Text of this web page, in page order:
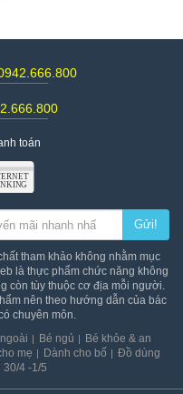
toán
Gửi!
tham khảo không nhằm mục
là thực phẩm chức năng không
còn tùy thuộc cơ địa mỗi người.
nên theo hướng dẫn của bác
chuyên môn.
Bé ngủ
Bé khỏe & an
mẹ Dành cho bố
Đồ dùng
4 -1/5